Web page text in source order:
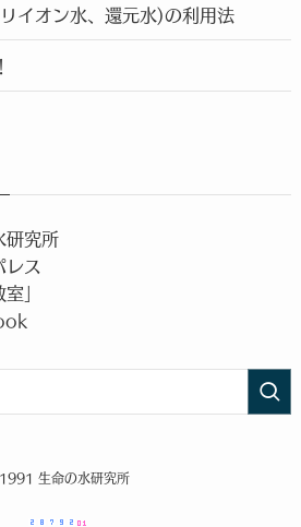
イオン水、還元水)の利用法
研究所
ス
」
1991 生命の水研究所